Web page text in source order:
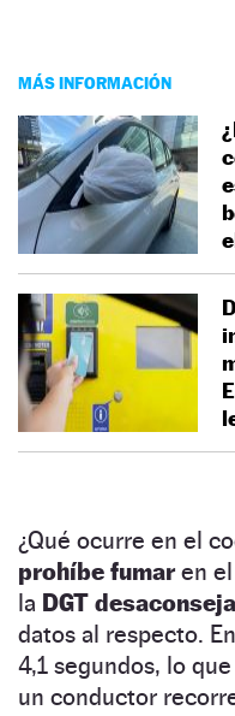
MÁS INFORMACIÓN
¿Qué ocurre en el
prohíbe fumaren el
la DGT desaconseja
datos al respecto.
4,1 segundos, lo
un conductor